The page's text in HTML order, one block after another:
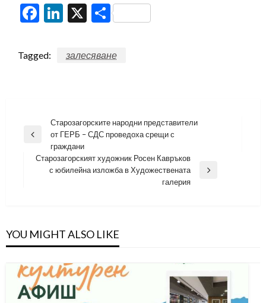
Facebook
LinkedIn
X Share
Tagged: залесяване
Навигация
Previous
Старозагорските народни представители
от ГЕРБ – СДС проведоха срещи с
граждани
Next
Старозагорският художник Росен Кавръков
с юбилейна изложба в Художествената
галерия
YOU MIGHT ALSO LIKE